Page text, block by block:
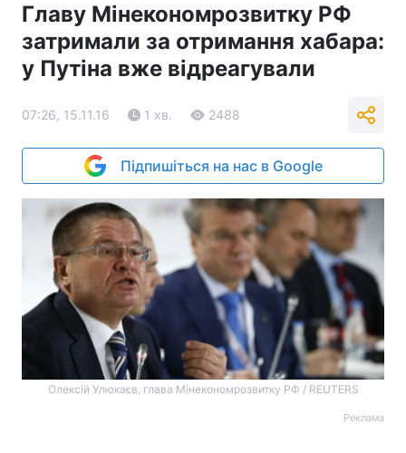
Главу Мінекономрозвитку РФ
затримали за отримання хабара:
у Путіна вже відреагували
07:26, 15.11.16 1 хв. 2488
Підпишіться на нас в Google
Олексій Улюкаєв, глава Мінекономрозвитку РФ / REUTERS
Реклама